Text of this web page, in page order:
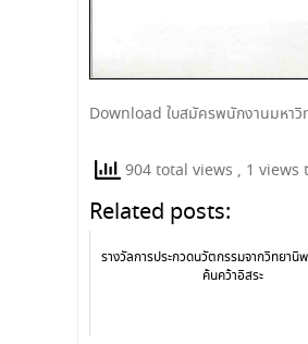
Download ใบสมัครพนักงานมหาวิ
904 total views , 1 views
Related posts:
รางวัลการประกวดนวัตกรรมจากวิทยานิ
ค้นคว้าอิสระ